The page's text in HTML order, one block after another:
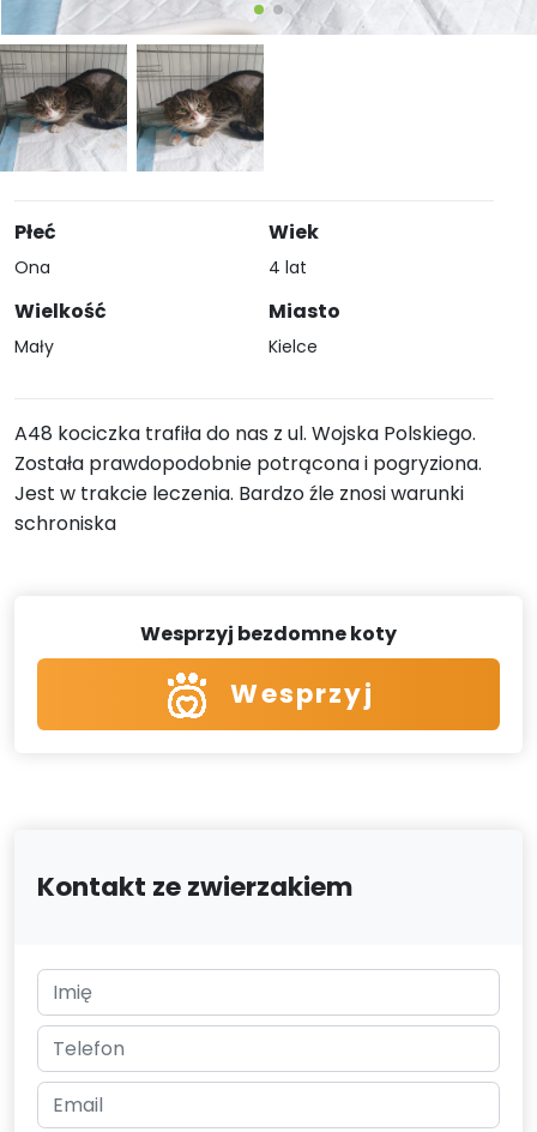
Płeć
Ona
Wielkość
Mały
Wiek
4 lat
Miasto
Kielce
A48 kociczka trafiła do nas z ul. Wojska Polskiego.
Została prawdopodobnie potrącona i pogryziona.
Jest w trakcie leczenia. Bardzo źle znosi warunki
schroniska
Wesprzyj bezdomne koty
Wesprzyj
Kontakt ze zwierzakiem